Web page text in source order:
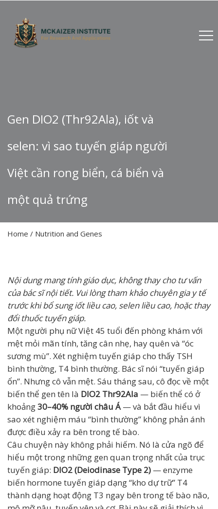
Gen DIO2 (Thr92Ala), iốt và
selen: vì sao tuyến giáp người
Việt cần rong biển, cá biển và
một quả trứng
Home / Nutrition and Genes
Nội dung mang tính giáo dục, không thay cho tư vấn
của bác sĩ nội tiết. Vui lòng tham khảo chuyên gia y tế
trước khi bổ sung iốt liều cao, selen liều cao, hoặc thay
đổi thuốc tuyến giáp.
Một người phụ nữ Việt 45 tuổi đến phòng khám với
mệt mỏi mãn tính, tăng cân nhẹ, hay quên và “óc
sương mù”. Xét nghiệm tuyến giáp cho thấy TSH
bình thường, T4 bình thường. Bác sĩ nói “tuyến giáp
ổn”. Nhưng cô vẫn mệt. Sáu tháng sau, cô đọc về một
biến thể gen tên là DIO2 Thr92Ala — biến thể có ở
khoảng30–40% người châu Á— và bắt đầu hiểu vì
sao xét nghiệm máu “bình thường” không phản ánh
được điều xảy ra bên trong tế bào.
Câu chuyện này không phải hiếm. Nó là cửa ngõ để
hiểu một trong những gen quan trọng nhất của trục
tuyến giáp: DIO2 (Deiodinase Type 2) — enzyme
biến hormone tuyến giáp dạng “kho dự trữ” T4
thành dạng hoạt động T3 ngay bên trong tế bào não,